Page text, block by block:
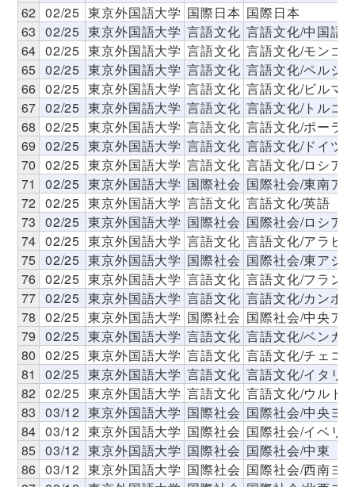
62 02/25 東京外国語大学 国際日本 国際日本
63 02/25 東京外国語大学 言語文化 言語文化/中国語
64 02/25 東京外国語大学 言語文化 言語文化/モンゴ
65 02/25 東京外国語大学 言語文化 言語文化/ペルシ
66 02/25 東京外国語大学 言語文化 言語文化/ビルマ
67 02/25 東京外国語大学 言語文化 言語文化/トルコ
68 02/25 東京外国語大学 言語文化 言語文化/ポーラ
69 02/25 東京外国語大学 言語文化 言語文化/ドイツ
70 02/25 東京外国語大学 言語文化 言語文化/ロシア
71
02/25 東京外国語大学 国際社会 国際社会/東南ア
72 02/25 東京外国語大学 言語文化 言語文化/英語
73 02/25 東京外国語大学 国際社会 国際社会/ロシア
74 02/25 東京外国語大学 言語文化 言語文化/アラビ
75 02/25 東京外国語大学 国際社会 国際社会/東アジ
76 02/25 東京外国語大学 言語文化 言語文化/フラン
77 02/25 東京外国語大学 言語文化 言語文化/カンボ
78 02/25 東京外国語大学 国際社会 国際社会/中央ア
79 02/25 東京外国語大学 言語文化 言語文化/ベンガ
80 02/25 東京外国語大学 言語文化 言語文化/チェコ
81
02/25 東京外国語大学 言語文化 言語文化/イタリ
82 02/25 東京外国語大学 言語文化 言語文化/ウルド
83 03/12 東京外国語大学 国際社会 国際社会/中央ヨ
84 03/12 東京外国語大学 国際社会 国際社会/イベリ
85 03/12 東京外国語大学 国際社会 国際社会/中東
86 03/12 東京外国語大学 国際社会 国際社会/西南ヨ